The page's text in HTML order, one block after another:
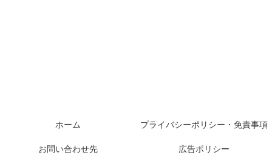
ホーム プライバシーポリシー・免責事項
お問い合わせ先 広告ポリシー